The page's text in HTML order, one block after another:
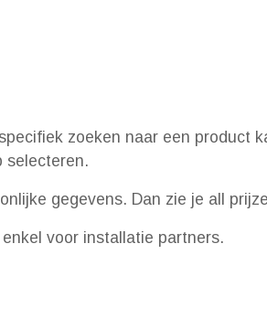
zoeken naar een product
selecteren.
gegevens. Dan zie je all
voor installatie partners.